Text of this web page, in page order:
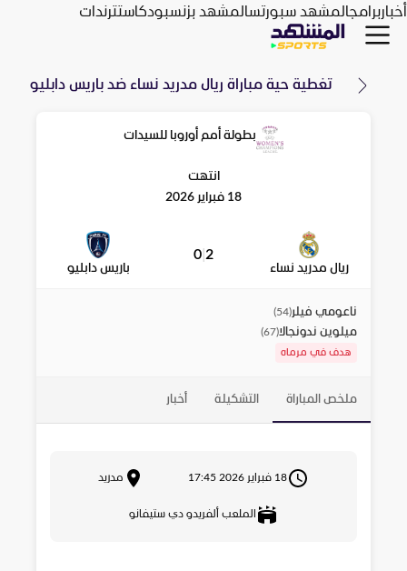
أخباربرامجالمشهد سبورتسالمشهد بزنسبودكاستترندات
تغطية حية مباراة ريال مدريد نساء ضدباريس دابليو
بطولة أمم أوروبا للسيدات
انتهت
18 فبراير 2026
ريال مدريد نساء
2
0
باريس دابليو
ناعومي فيلر(
54
)
ميلوين ندونجالا(
67
)
هدف في مرماه
ملخص المباراة التشكيلة أخبار
18 فبراير 2026 17:45 مدريد
الملعب ألفريدو دي ستيفانو